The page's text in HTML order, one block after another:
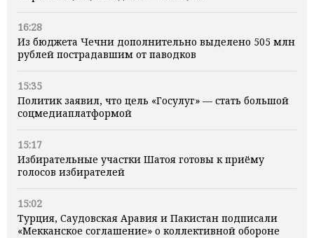
16:28
Из бюджета Чечни дополнительно выделено 505 млн
рублей пострадавшим от паводков
15:35
Политик заявил, что цель «Госулуг» — стать большой
соцмедиаплатформой
15:17
Избирательные участки Шатоя готовы к приёму
голосов избирателей
15:02
Турция, Саудовская Аравия и Пакистан подписали
«Мекканское соглашение» о коллективной обороне